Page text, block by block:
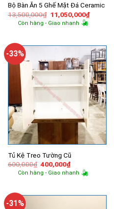
Bộ Bàn Ăn 5 Ghế Mặt Đá Ceramic
13,500,000₫ Giá
gốc
là:
11,050,000₫Giá
hiện
Còn hàng - Giao nhanh
-33%
Tủ Kệ Treo Tường Cũ
600,000₫ Giá
gốc
là:
400,000₫Giá
hiện
tại
Còn hàng - Giao nhanh
-31%